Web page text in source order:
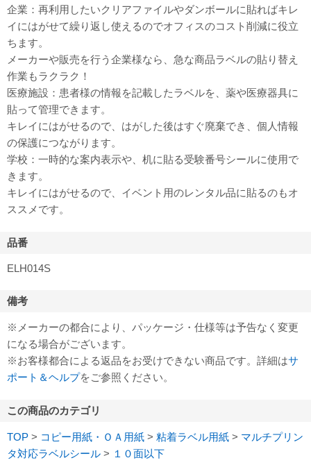
企業：再利用したいクリアファイルやダンボールに貼ればキレ
イにはがせて繰り返し使えるのでオフィスのコスト削減に役立
ちます。
メーカーや販売を行う企業様なら、急な商品ラベルの貼り替え
作業もラクラク！
医療施設：患者様の情報を記載したラベルを、薬や医療器具に
貼って管理できます。
キレイにはがせるので、はがした後はすぐ廃棄でき、個人情報
の保護につながります。
学校：一時的な案内表示や、机に貼る受験番号シールに使用で
きます。
キレイにはがせるので、イベント用のレンタル品に貼るのもオ
ススメです。
品番
ELH014S
備考
※メーカーの都合により、パッケージ・仕様等は予告なく変更
になる場合がございます。
※お客様都合による返品をお受けできない商品です。詳細はサ
ポート＆ヘルプをご参照ください。
この商品のカテゴリ
TOP > コピー用紙・ＯＡ用紙 > 粘着ラベル用紙 > マルチプリン
タ対応ラベルシール > １０面以下